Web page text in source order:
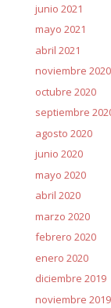
junio 2021
mayo 2021
abril 2021
noviembre 2020
octubre 2020
septiembre
agosto 2020
junio 2020
mayo 2020
abril 2020
marzo 2020
febrero 2020
enero 2020
diciembre 2019
noviembre 2019